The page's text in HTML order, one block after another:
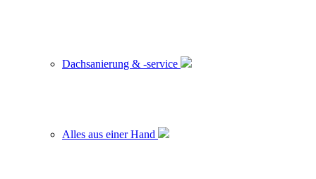
Dachsanierung & -service
Alles aus einer Hand